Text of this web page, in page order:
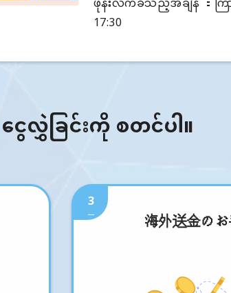
17:30
လွှဲခြင်းကို စတင်ပါ။
3
海外送金の